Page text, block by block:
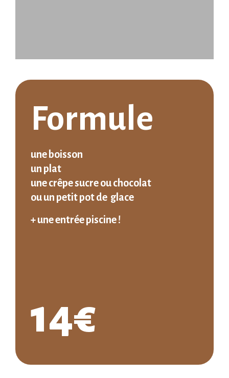
Formule
une boisson
un plat
une crêpe sucre ou chocolat
ou un petit pot de glace
+ une entrée piscine !
14€